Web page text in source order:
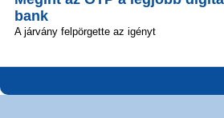
bank
A járvány felpörgette az igényt